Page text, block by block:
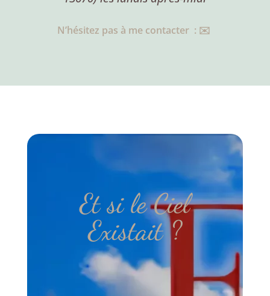
N’hésitez pas à me contacter : ✉️
Et si le Ciel
Existait ?